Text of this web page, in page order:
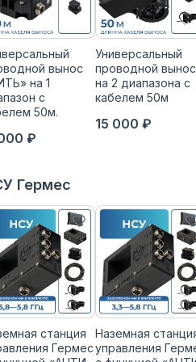
вынос
на 1
с
50м.
₽
Универсальный
проводной вынос
на 2 диапазона с
кабелем 50м
15 000 ₽
Гермес
станция
Гермес
Наземная
управления